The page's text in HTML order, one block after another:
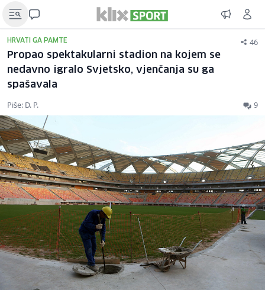
HRVATI GA PAMTE 46
Propao spektakularni stadion na kojem se
nedavno igralo Svjetsko, vjenčanja su ga
spašavala
Piše: D. P. 9